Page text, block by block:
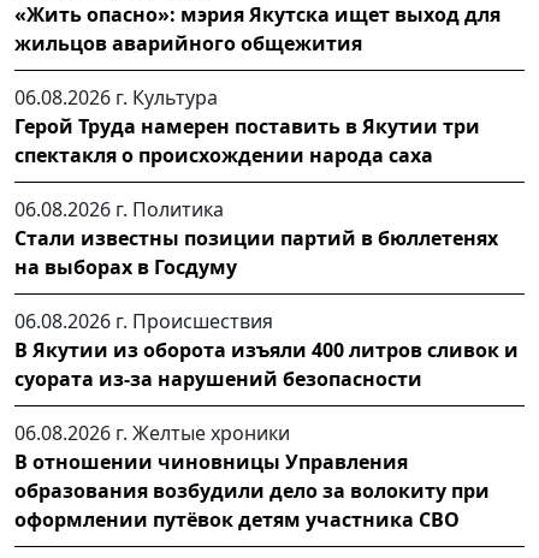
«Жить опасно»: мэрия Якутска ищет выход для
жильцов аварийного общежития
06.08.2026 г. Культура
Герой Труда намерен поставить в Якутии три
спектакля о происхождении народа саха
06.08.2026 г. Политика
Стали известны позиции партий в бюллетенях
на выборах в Госдуму
06.08.2026 г. Происшествия
В Якутии из оборота изъяли 400 литров сливок и
суората из-за нарушений безопасности
06.08.2026 г. Желтые хроники
В отношении чиновницы Управления
образования возбудили дело за волокиту при
оформлении путёвок детям участника СВО